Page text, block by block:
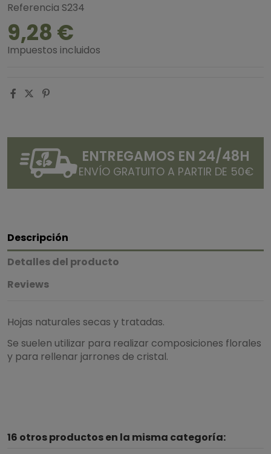
Referencia S234
9,28 €
Impuestos incluidos
ENTREGAMOS EN 24/48H
ENVÍO GRATUITO A PARTIR DE 50€
Descripción
Detalles del producto
Reviews
Hojas naturales secas y tratadas.
Se suelen utilizar para realizar composiciones florales
y para rellenar jarrones de cristal.
Basado en1 opiniones
16 otros productos en la misma categoría: